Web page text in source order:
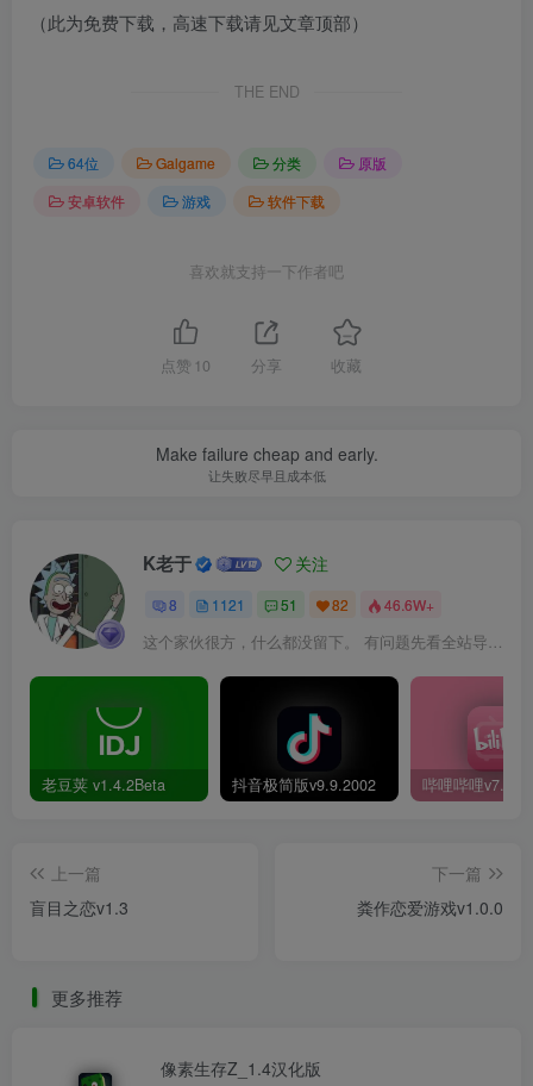
（此为免费下载，高速下载请见文章顶部）
THE END
64位 Galgame 分类
原版
安卓软件
游戏 软件下载
喜欢就支持一下作者吧
点赞 10 分享 收藏
Make failure cheap and early.
让失败尽早且成本低
K老于 关注
8 1121 51 82 46.6W+
这个家伙很方，什么都没留下。 有问题先看全站导航页，解决不了再@我！
老豆荚 v1.4.2Beta 抖音极简版v9.9.2002
上一篇
盲目之恋v1.3
下一篇
粪作恋爱游戏v1.0.0
更多推荐
像素生存Z_1.4汉化版